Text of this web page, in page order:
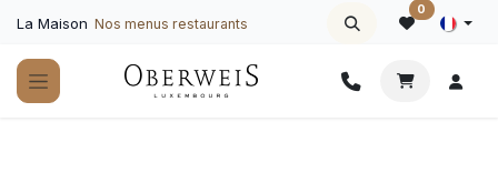
La Maison Nos menus restaurants
0